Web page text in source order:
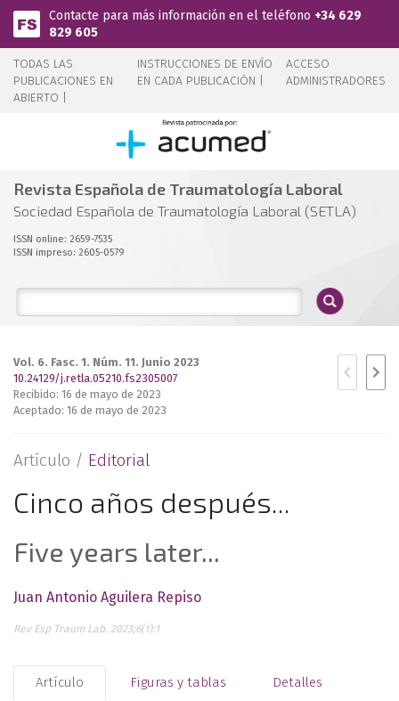
Pasar al contenido principal
Contacte para más información en el teléfono +34 629
829 605
TODAS LAS
PUBLICACIONES EN
ABIERTO |
INSTRUCCIONES DE ENVÍO
EN CADA PUBLICACIÓN |
ACCESO
ADMINISTRADORES
Revista Española de Traumatología Laboral
Sociedad Española de Traumatología Laboral (SETLA)
ISSN online: 2659-7535
ISSN impreso: 2605-0579
Vol. 6. Fasc. 1. Núm. 11. Junio 2023
10.24129/j.retla.05210.fs2305007
Recibido: 16 de mayo de 2023
Aceptado: 16 de mayo de 2023
Artículo / Editorial
Cinco años después...
Five years later...
Juan Antonio Aguilera Repiso
Rev Esp Traum Lab. 2023;6(1):1
Artículo Figuras y tablas Detalles